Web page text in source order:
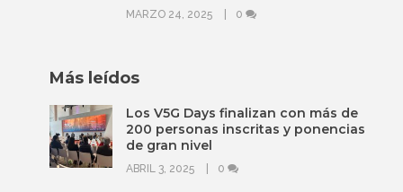
MARZO 24, 2025 0
Más leídos
Los V5G Days finalizan con más de
200 personas inscritas y ponencias
de gran nivel
ABRIL 3, 2025 0